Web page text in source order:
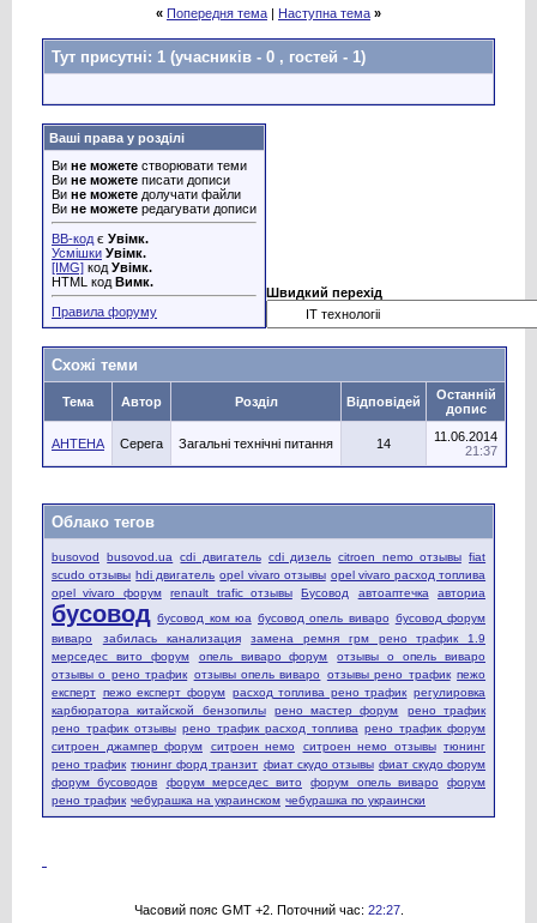
« Попередня тема | Наступна тема »
Тут присутні: 1 (учасників - 0 , гостей - 1)
Ваші права у розділі
Ви не можете створювати теми
Ви не можете писати дописи
Ви не можете долучати файли
Ви не можете редагувати дописи
BB-код є Увімк.
Усмішки Увімк.
[IMG] код Увімк.
HTML код Вимк.
Правила форуму
Швидкий перехід
Схожі теми
Тема Автор Розділ Відповідей
Останній
допис
АНТЕНА Серега Загальні технічні питання 14
11.06.2014
21:37
Облако тегов
busovod busovod.ua cdi двигатель cdi дизель citroen nemo отзывы fiat
scudo отзывы hdi двигатель opel vivaro отзывы opel vivaro расход топлива
opel vivaro форум
renault trafic отзывы Бусовод автоаптечка авториа
бусовод бусовод ком юа бусовод опель виваро бусовод форум
виваро
забилась канализация
замена ремня грм рено трафик 1.9
мерседес вито форум
опель виваро форум
отзывы о опель виваро
отзывы о рено трафик отзывы опель виваро отзывы рено трафик пежо
експерт пежо експерт форум расход топлива рено трафик регулировка
карбюратора китайской бензопилы
рено мастер форум
рено трафик
рено трафик отзывы рено трафик расход топлива рено трафик форум
ситроен джампер форум
ситроен немо ситроен немо отзывы тюнинг
рено трафик тюнинг форд транзит фиат скудо отзывы фиат скудо форум
форум бусоводов
форум мерседес вито форум опель виваро
форум
рено трафик чебурашка на украинском чебурашка по украински
Часовий пояс GMT +2. Поточний час: 22:27.